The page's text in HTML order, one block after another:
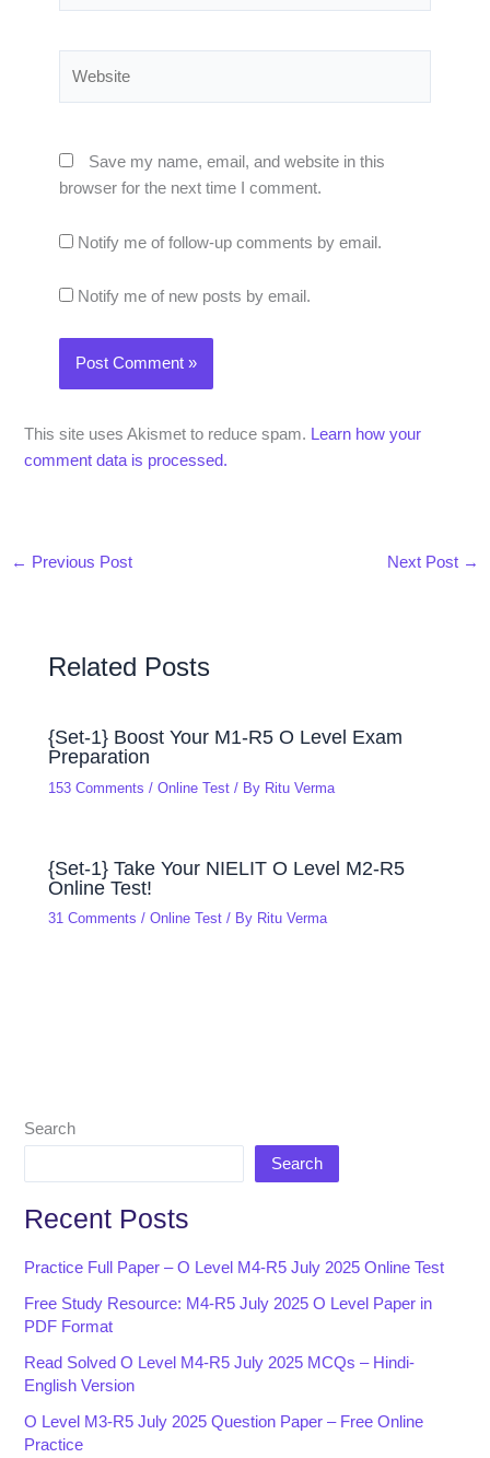
Save my name, email, and website in this
browser for the next time I comment.
Notify me of follow-up comments by email.
Notify me of new posts by email.
This site uses Akismet to reduce spam. Learn how your
comment data is processed.
← Previous Post Next Post →
Related Posts
{Set-1} Boost Your M1-R5 O Level Exam
Preparation
153 Comments /Online Test / By Ritu Verma
{Set-1} Take Your NIELIT O Level M2-R5
Online Test!
31 Comments /Online Test / By Ritu Verma
Search
Search
Recent Posts
Practice Full Paper – O Level M4-R5 July 2025 Online Test
Free Study Resource: M4-R5 July 2025 O Level Paper in
PDF Format
Read Solved O Level M4-R5 July 2025 MCQs – Hindi-
English Version
O Level M3-R5 July 2025 Question Paper – Free Online
Practice